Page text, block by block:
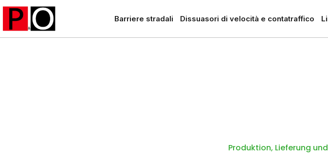
Barriere stradali Dissuasori di velocità e contatraffico
Produktion, Lieferung